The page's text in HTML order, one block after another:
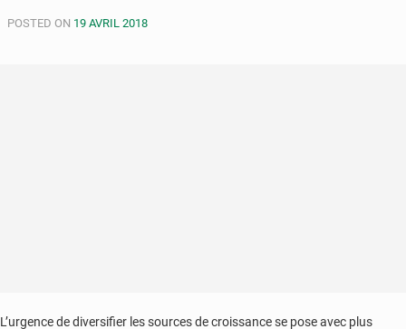
de
POSTED ON 19 AVRIL 2018
L’urgence de diversifier les sources de croissance se pose avec plus